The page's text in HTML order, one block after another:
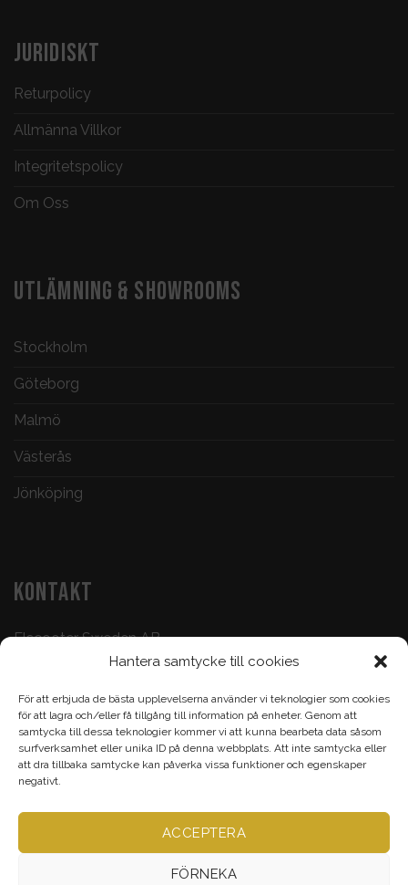
Hantera samtycke till cookies
För att erbjuda de bästa upplevelserna använder vi teknologier som cookies
för att lagra och/eller få tillgång till information på enheter. Genom att
samtycka till dessa teknologier kommer vi att kunna bearbeta data såsom
surfverksamhet eller unika ID på denna webbplats. Att inte samtycka eller
att dra tillbaka samtycke kan påverka vissa funktioner och egenskaper
negativt.
ACCEPTERA
FÖRNEKA
JURIDISKT
Returpolicy
Allmänna Villkor
Integritetspolicy
Om Oss
UTLÄMNING & SHOWROOMS
Stockholm
Göteborg
Malmö
Västerås
Jönköping
KONTAKT
Elscooter Sweden AB
073-500 47 72
Köp & Frågor: 070-395 17 93
Epost:
info@elscootersweden.com
Brunnsgatan 7, Jönköping
Alla rättigheter bevarade ©Elscootersweden.com2026